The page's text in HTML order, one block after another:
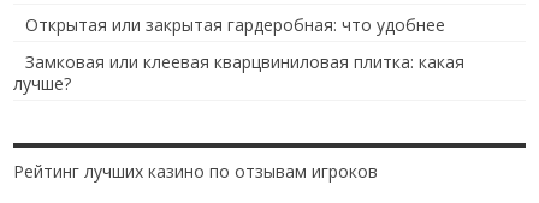
Открытая или закрытая гардеробная: что удобнее
Замковая или клеевая кварцвиниловая плитка: какая
лучше?
Рейтинг лучших казино по отзывам игроков